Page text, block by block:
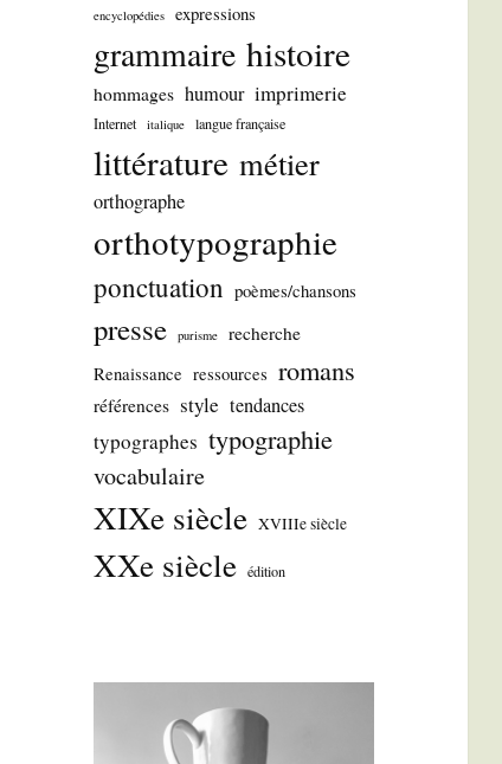
encyclopédies expressions
grammaire histoire
hommages humour imprimerie
Internet italique langue française
littérature métier
orthographe
orthotypographie
ponctuation poèmes/chansons
presse purisme
recherche
Renaissance ressources romans
références style tendances
typographes typographie
vocabulaire
XIXe siècle XVIIIe siècle
XXe siècle édition